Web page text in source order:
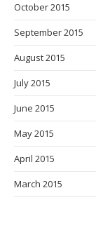
October 2015
September 2015
August 2015
July 2015
June 2015
May 2015
April 2015
March 2015